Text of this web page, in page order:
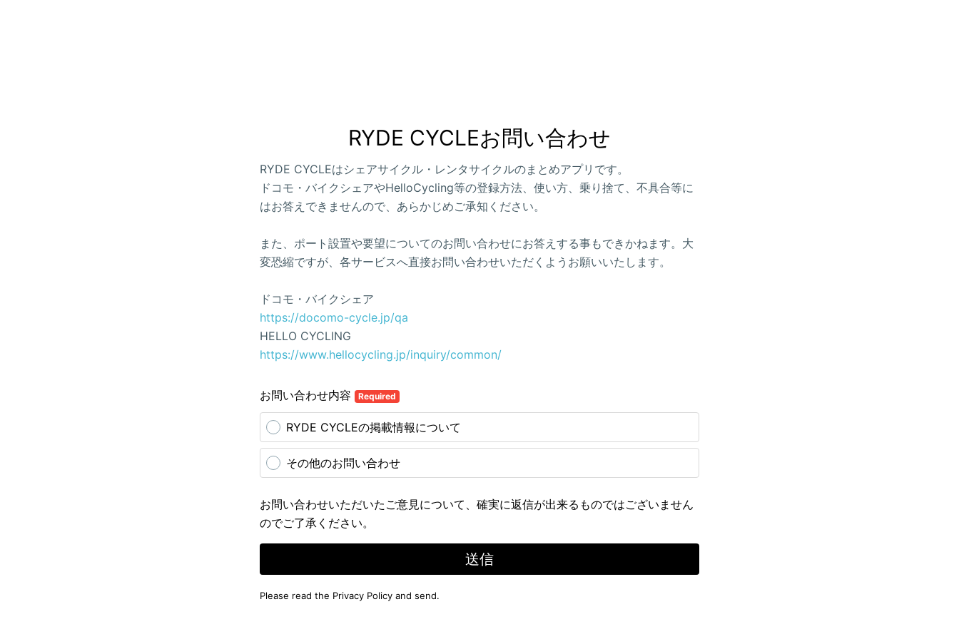
RYDE CYCLEお問い合わせ
RYDE CYCLEはシェアサイクル・レンタサイクルのまとめアプリです。
ドコモ・バイクシェアやHelloCycling等の登録方法、使い方、乗り捨て、不具合等に
はお答えできませんので、あらかじめご承知ください。
また、ポート設置や要望についてのお問い合わせにお答えする事もできかねます。大
変恐縮ですが、各サービスへ直接お問い合わせいただくようお願いいたします。
ドコモ・バイクシェア
https://docomo-cycle.jp/qa
HELLO CYCLING
https://www.hellocycling.jp/inquiry/common/
お問い合わせ内容 Required
RYDE CYCLEの掲載情報について
その他のお問い合わせ
お問い合わせいただいたご意見について、確実に返信が出来るものではございません
のでご了承ください。
送信
Please read the Privacy Policy and send.